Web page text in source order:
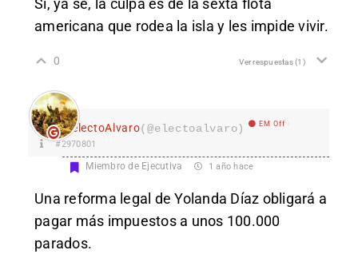
americana que rodea la isla y les impide vivir.
0 Ver respuestas(1)
electoAlvaro(@electoalvaro) EM Off
#2970801
Miembro de Ejecutiva 1 año hace
Una reforma legal de Yolanda Díaz obligará a
pagar más impuestos a unos 100.000
parados.